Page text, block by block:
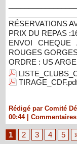
RÉSERVATIONS
PRIX DU REPAS
ENVOI
ROUGES
ORDRE : US
Rédigé par Comité
00:44
1 2 3 4 5